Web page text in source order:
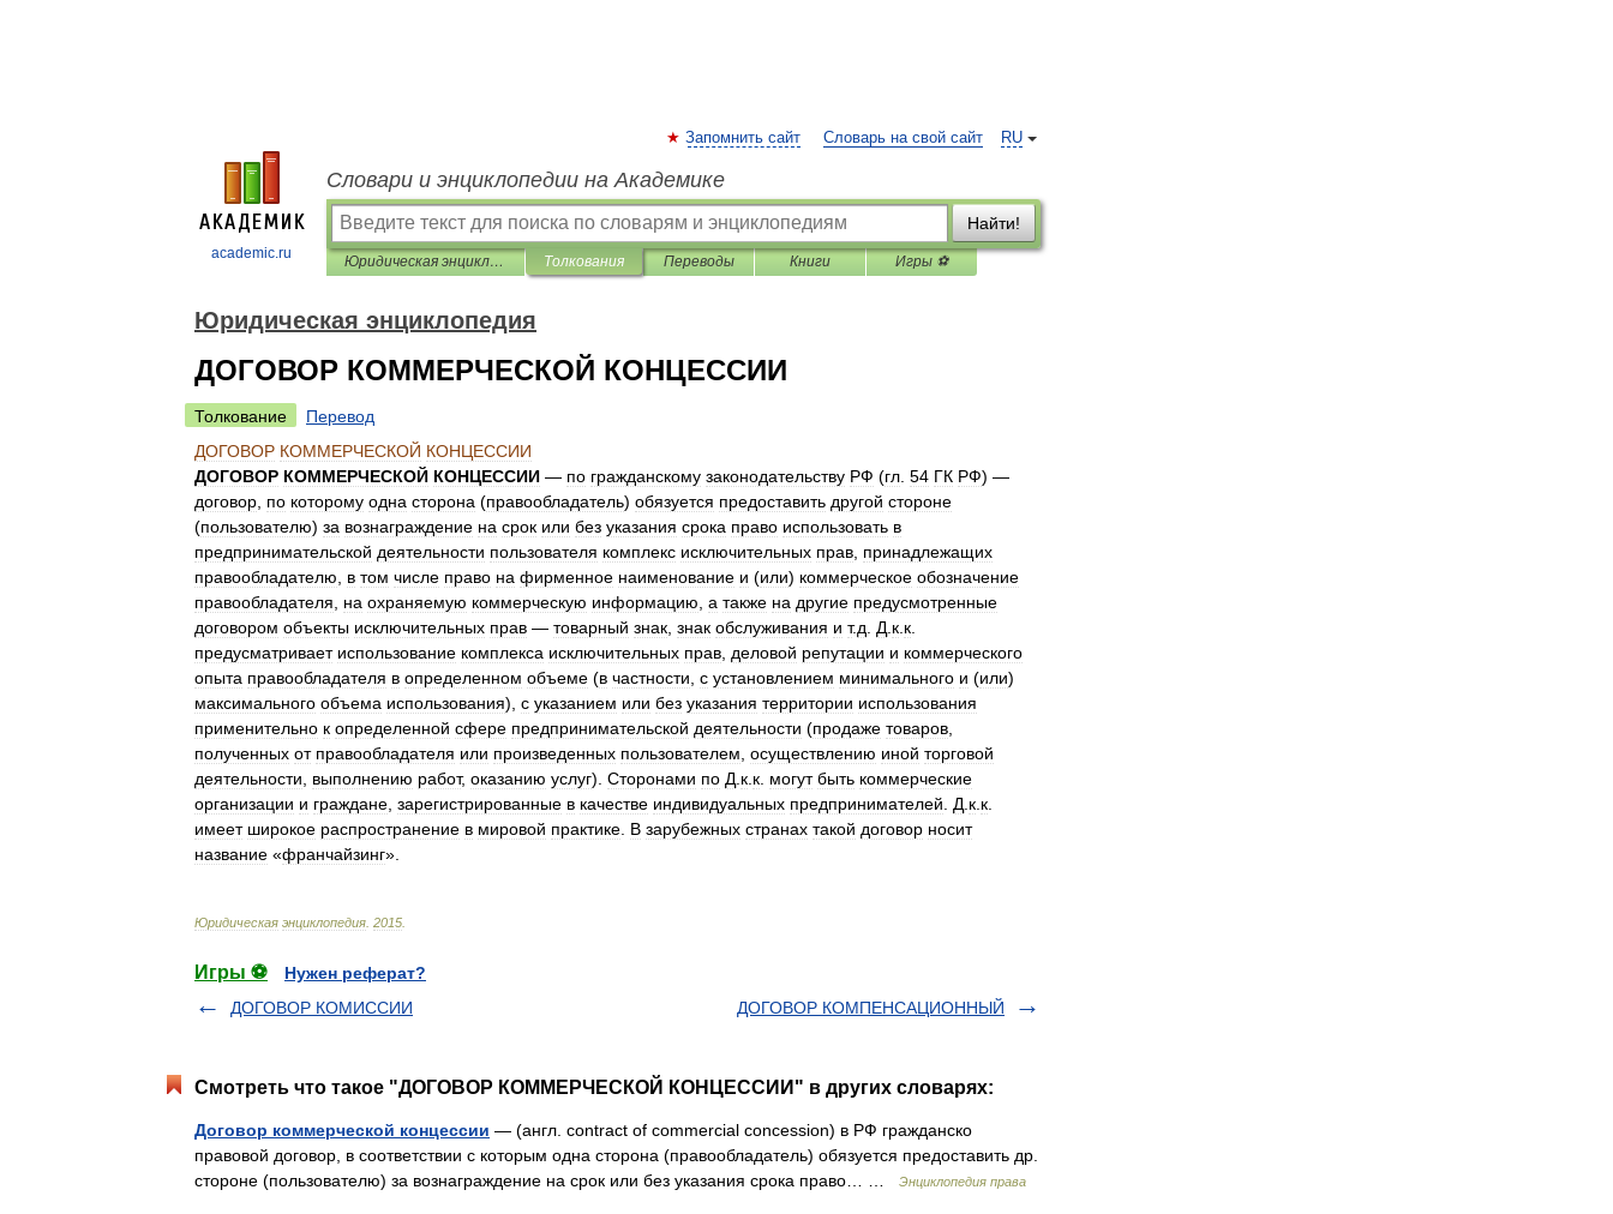
academic.ru
RU
Запомнить сайт Словарь на свой сайт
Словари и энциклопедии на Академике
Найти!
Юридическая энциклопедия Толкования Переводы Книги Игры ⚽
Юридическая энциклопедия
ДОГОВОР КОММЕРЧЕСКОЙ КОНЦЕССИИ
Толкование
Перевод
ДОГОВОР КОММЕРЧЕСКОЙ КОНЦЕССИИ
ДОГОВОР КОММЕРЧЕСКОЙ КОНЦЕССИИ — по гражданскому законодательству РФ (гл 54 ГК РФ) —
договор по которому одна сторона (правообладатель) обязуется предоставить другой стороне
(пользователю) за вознаграждение на срок или без указания срока право использовать в
предпринимательской деятельности пользователя комплекс исключительных прав принадлежащих
правообладателю
в том числе право на фирменное наименование и (или) коммерческое обозначение
правообладателя
на охраняемую коммерческую информацию а также на другие предусмотренные
договором объекты исключительных прав — товарный знак знак обслуживания и т.д Д к к
предусматривает использование комплекса исключительных прав деловой репутации и коммерческого
опыта правообладателя в определенном объеме (в частности с установлением минимального и (или)
максимального объема использования), с указанием или без указания территории использования
применительно к определенной сфере предпринимательской деятельности (продаже товаров
полученных от правообладателя или произведенных пользователем осуществлению иной торговой
деятельности
выполнению работ, оказанию услуг). Сторонами по Д к к могут быть коммерческие
организации и граждане зарегистрированные в качестве индивидуальных предпринимателей Д к к
имеет широкое распространение в мировой практике В зарубежных странах такой договор носит
название «франчайзинг».
Юридическая энциклопедия 2015
Игры ⚽
Нужен реферат?
ДОГОВОР КОМИССИИ
ДОГОВОР КОМПЕНСАЦИОННЫЙ
Смотреть что такое "ДОГОВОР КОММЕРЧЕСКОЙ КОНЦЕССИИ" в других словарях:
Договор коммерческой концессии — (англ. contract of commercial concession) в РФ гражданско
правовой договор, в соответствии с которым одна сторона (правообладатель) обязуется предоставить др.
стороне (пользователю) за вознаграждение на срок или без указания срока право… …
Энциклопедия права